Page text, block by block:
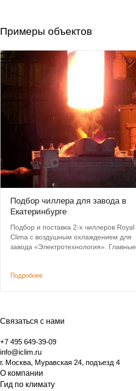
Примеры объектов
Подбор чиллера для завода в
Екатеринбурге
Подбор и поставка 2-х чиллеров Royal
Clima с воздушным охлаждением для
завода «Электротехнология». Главные
Подробнее
Связаться с нами
+7 495 649-39-09
info@iclim.ru
г. Москва, Муравская 24, подъезд 4
О компании
Гид по климату